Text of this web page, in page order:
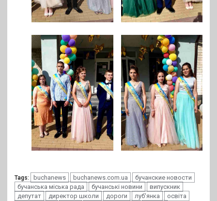
Tags: buchanews buchanews.com.ua
бучанские новости
бучанська міська рада
бучанські новини
випускник
депутат
директор школи дороги луб'янка
освіта